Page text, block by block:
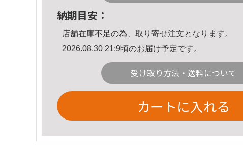
納期目安：
店舗在庫不足の為、取り寄せ注文となります。
2026.08.30 21:9頃のお届け予定です。
受け取り方法・送料について
カートに入れる